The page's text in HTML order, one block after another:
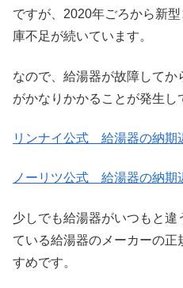
ですが、2020年ごろから新
庫不足が続いています。
なので、給湯器が故障して
がかなりかかることが発生し
リンナイ公式 給湯器の納期
ノーリツ公式 給湯器の納期
少しでも給湯器がいつもと
ている給湯器のメーカーの
すめです。